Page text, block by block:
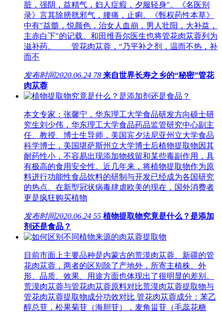
脏，强阴，益精气，妇人症瘕，夕服轻身"。《名医别
录》言其除膀胱邪气，腰痛，止痢。《甄权药性本草》
中有"益髓，悦颜色，治女人血崩，男人壮阳，大补益，
主赤白下"的记载。和田维吾尔医生也将管花肉苁蓉列为
滋补药。 管花肉苁蓉，“乃平补之剂，温而不热，补
而不
发布时间2020.06.24 78 来自世界长寿之乡的“秘密”管花
肉苁蓉
本文专家：张馨宁，华东理工大学食品研发方向硕士研
究生刘少伟，华东理工大学食品药品监管研究中心副主
任、教授、博士生导师，美国宾夕法尼亚州立大学食品
科学博士，美国堪萨斯州立大学博士后植物提取物因其
耐药性小，不容易出现添加物残留和某些毒副作用，具
有极高的食用安全性。近几年来，将植物提取物作为原
料进行功能性食品饮料的研制与开发已经成为各国研究
的热点。在新型冠状病毒肆虐欧美的现在，国外消费者
更是疯狂购买植物
发布时间2020.06.24 55 植物提取物究竟是什么？是添加
剂还是食品？
目前市面上主要品种是内蒙古的荒漠肉苁蓉、新疆的管
花肉苁蓉，两者的区别除了产地外，所寄主植株、外
形、品质、效果、用途方面也体现出了很明显的差别。
荒漠肉苁蓉与管花肉苁蓉原料对比荒漠肉苁蓉提取物与
管花肉苁蓉提取物成分功效对比 管花肉苁蓉成分：苯乙
醇总苷，松果菊苷（海胆苷），麦角甾苷（毛蕊花糖